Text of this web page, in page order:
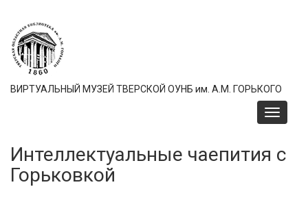
основному
содержанию
ВИРТУАЛЬНЫЙ МУЗЕЙ ТВЕРСКОЙ ОУНБ им. А.М. ГОРЬКОГО
Toggle
Интеллектуальные чаепития с
Горьковкой